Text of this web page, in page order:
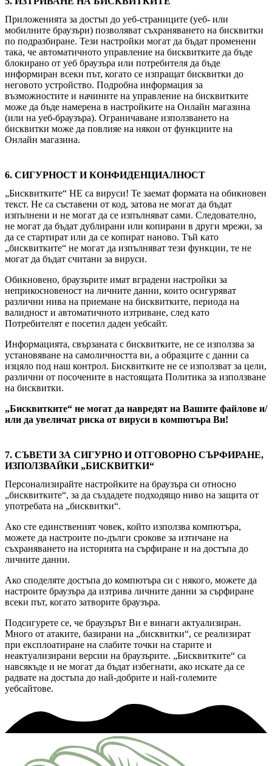
Приложенията за достъп до уеб-страниците (уеб- или
мобилните браузъри) позволяват съхраняването на бисквитки
по подразбиране. Тези настройки могат да бъдат променени
така, че автоматичното управление на бисквитките да бъде
блокирано от уеб браузъра или потребителя да бъде
информиран всеки път, когато се изпращат бисквитки до
неговото устройство. Подробна информация за
възможностите и начините на управление на бисквитките
може да бъде намерена в настройките на Онлайн магазина
(или на уеб-браузъра). Ограничаване използването на
бисквитки може да повлияе на някои от функциите на
Онлайн магазина.
6. СИГУРНОСТ И КОНФИДЕНЦИАЛНОСТ
„Бисквитките“ НЕ са вируси! Те заемат формата на обикновен
текст. Не са съставени от код, затова не могат да бъдат
изпълнени и не могат да се изпълняват сами. Следователно,
не могат да бъдат дублирани или копирани в други мрежи, за
да се стартират или да се копират наново. Тъй като
„бисквитките“ не могат да изпълняват тези функции, те не
могат да бъдат считани за вируси.
Обикновено, браузърите имат вградени настройки за
неприкосновеност на личните данни, които осигуряват
различни нива на приемане на бисквитките, периода на
валидност и автоматичното изтриване, след като
Потребителят е посетил даден уебсайт.
Информацията, свързаната с бисквитките, не се използва за
установяване на самоличността ви, а образците с данни са
изцяло под наш контрол. Бисквитките не се използват за цели,
различни от посочените в настоящата Политика за използване
на бисквитки.
„Бисквитките“ не могат да навредят на Вашите файлове и/
или да увеличат риска от вируси в компютъра Ви!
7. СЪВЕТИ ЗА СИГУРНО И ОТГОВОРНО СЪРФИРАНЕ,
ИЗПОЛЗВАЙКИ „БИСКВИТКИ“
Персонализирайте настройките на браузъра си относно
„бисквитките“, за да създадете подходящо ниво на защита от
употребата на „бисквитки“.
Ако сте единственият човек, който използва компютъра,
можете да настроите по-дълги срокове за изтичане на
съхраняването на историята на сърфиране и на достъпа до
личните данни.
Ако споделяте достъпа до компютъра си с някого, можете да
настроите браузъра да изтрива личните данни за сърфиране
всеки път, когато затворите браузъра.
Подсигурете се, че браузърът Ви е винаги актуализиран.
Много от атаките, базирани на „бисквитки“, се реализират
при експлоатиране на слабите точки на старите и
неактуализирани версии на браузърите. „Бисквитките“ са
навсякъде и не могат да бъдат избегнати, ако искате да се
радвате на достъпа до най-добрите и най-големите
уебсайтове.